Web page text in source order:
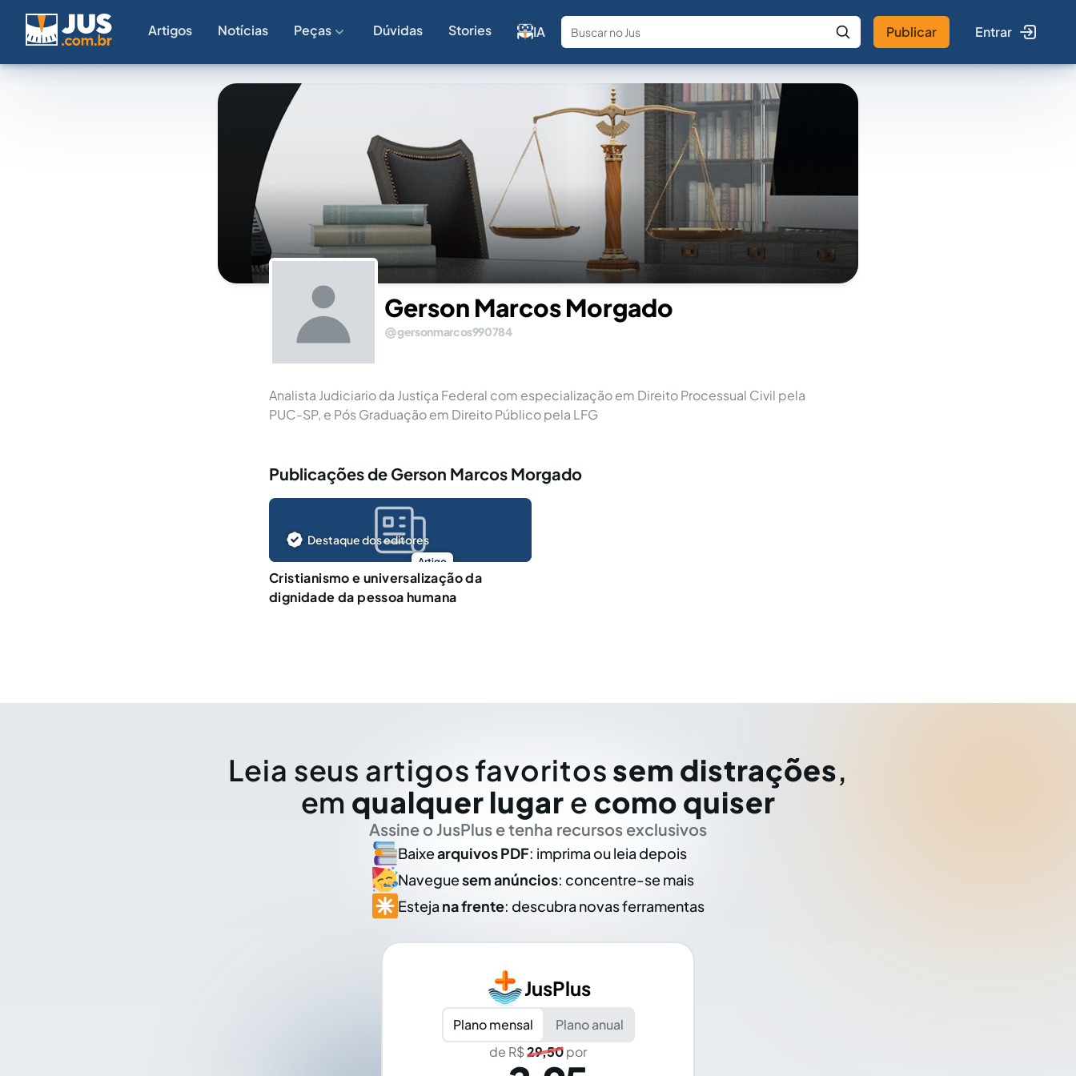
Artigos Notícias Peças Dúvidas Stories IA
Fale com a IA Buscar no Jus
Publicar Entrar
Gerson Marcos Morgado
gersonmarcos990784
Analista Judiciario da Justiça Federal com especialização em Direito Processual Civil pela
PUC-SP, e Pós Graduação em Direito Público pela LFG
Publicações de Gerson Marcos Morgado
Artigo
Destaque dos editores
Cristianismo e universalização da
dignidade da pessoa humana
Leia seus artigos favoritos sem distrações,
em qualquer lugar e como quiser
Assine o JusPlus e tenha recursos exclusivos
Baixearquivos PDF: imprima ou leia depois
Naveguesem anúncios: concentre-se mais
Esteja na frente: descubra novas ferramentas
JusPlus
Plano mensal
Plano anual
de R$29,50por